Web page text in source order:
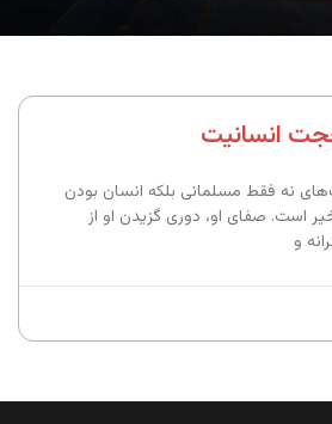
انسانیت
نه فقط مسلمانی بلکه انسان بودن
است. صفای او، دوری گزیدن او از
و